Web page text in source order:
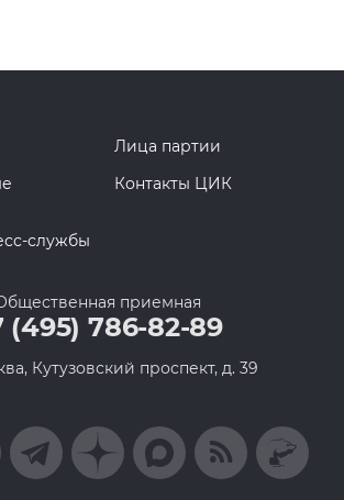
Лица партии
Контакты ЦИК
службы
приемная
(495) 786-82-89
Кутузовский проспект, д. 39